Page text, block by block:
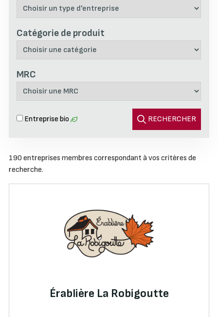
Catégorie de produit
MRC
Entreprise bio RECHERCHER
vos critères de recherche.
190 entreprises membres correspondant à vos critères de
recherche.
Érablière La Robigoutte